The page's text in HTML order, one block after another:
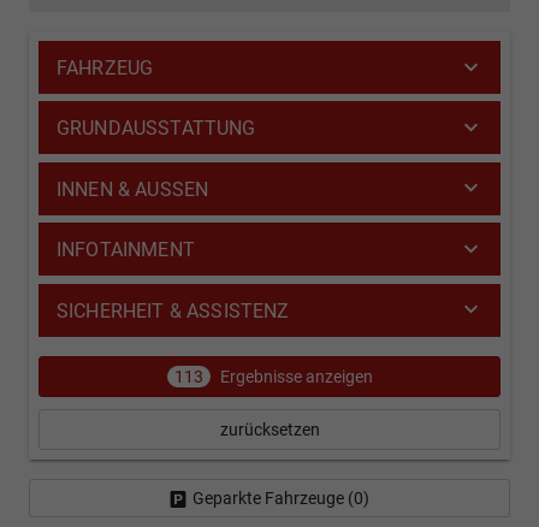
FAHRZEUG
GRUNDAUSSTATTUNG
INNEN & AUSSEN
INFOTAINMENT
SICHERHEIT & ASSISTENZ
113 Ergebnisse anzeigen
zurücksetzen
Geparkte Fahrzeuge (0)